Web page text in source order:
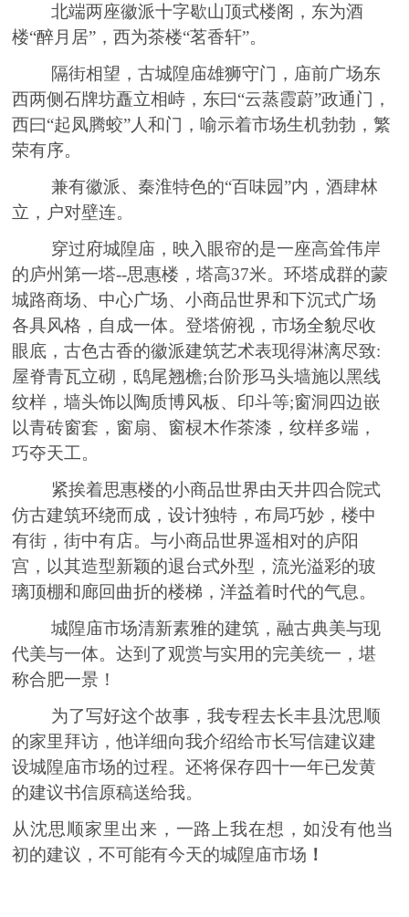
北端两座徽派十字歇山顶式楼阁，东为酒
楼“醉月居”，西为茶楼“茗香轩”。
隔街相望，古城隍庙雄狮守门，庙前广场东
西两侧石牌坊矗立相峙，东曰“云蒸霞蔚”政通门，
西曰“起凤腾蛟”人和门，喻示着市场生机勃勃，繁
荣有序。
兼有徽派、秦淮特色的“百味园”内，酒肆林
立，户对壁连。
穿过府城隍庙，映入眼帘的是一座高耸伟岸
的庐州第一塔--思惠楼，塔高37米。环塔成群的蒙
城路商场、中心广场、小商品世界和下沉式广场
各具风格，自成一体。登塔俯视，市场全貌尽收
眼底，古色古香的徽派建筑艺术表现得淋漓尽致:
屋脊青瓦立砌，鸱尾翘檐;台阶形马头墙施以黑线
纹样，墙头饰以陶质博风板、印斗等;窗洞四边嵌
以青砖窗套，窗扇、 窗棂木作茶漆，纹样多端，
巧夺天工。
紧挨着思惠楼的小商品世界由天井四合院式
仿古建筑环绕而成，设计独特，布局巧妙，楼中
有街，街中有店。与小商品世界遥相对的庐阳
宫，以其造型新颖的退台式外型，流光溢彩的玻
璃顶棚和廊回曲折的楼梯，洋益着时代的气息。
城隍庙市场清新素雅的建筑，融古典美与现
代美与一体。达到了观赏与实用的完美统一，堪
称合肥一景！
为了写好这个故事，我专程去长丰县沈思顺
的家里拜访，他详细向我介绍给市长写信建议建
设城隍庙市场的过程。还将保存四十一年已发黄
的建议书信原稿送给我。
从沈思顺家里出来，一路上我在想，如没有他当
初的建议，不可能有今天的城隍庙市场 ！